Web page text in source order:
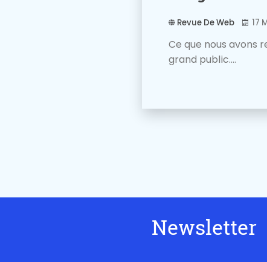
Revue De Web 17
Ce que nous avons
grand public....
Newsletter